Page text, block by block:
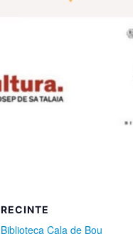
RECINTE
Biblioteca Cala de Bou